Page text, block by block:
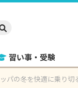
習い事・受験
パの冬を快適に乗り切